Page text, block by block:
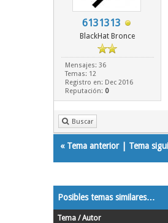
6131313
BlackHat Bronce
Mensajes: 36
Temas: 12
Registro en: Dec 2016
Reputación: 0
Buscar
« Tema anterior| Tema
Posibles temas similares…
Tema / Autor